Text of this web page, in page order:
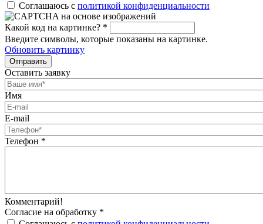
Соглашаюсь с политикой конфиденциальности
Какой код на картинке? *
Введите символы, которые показаны на картинке.
Обновить картинку
Отправить
Оставить заявку
Имя
E-mail
Телефон *
Комментарий!
Согласие на обработку *